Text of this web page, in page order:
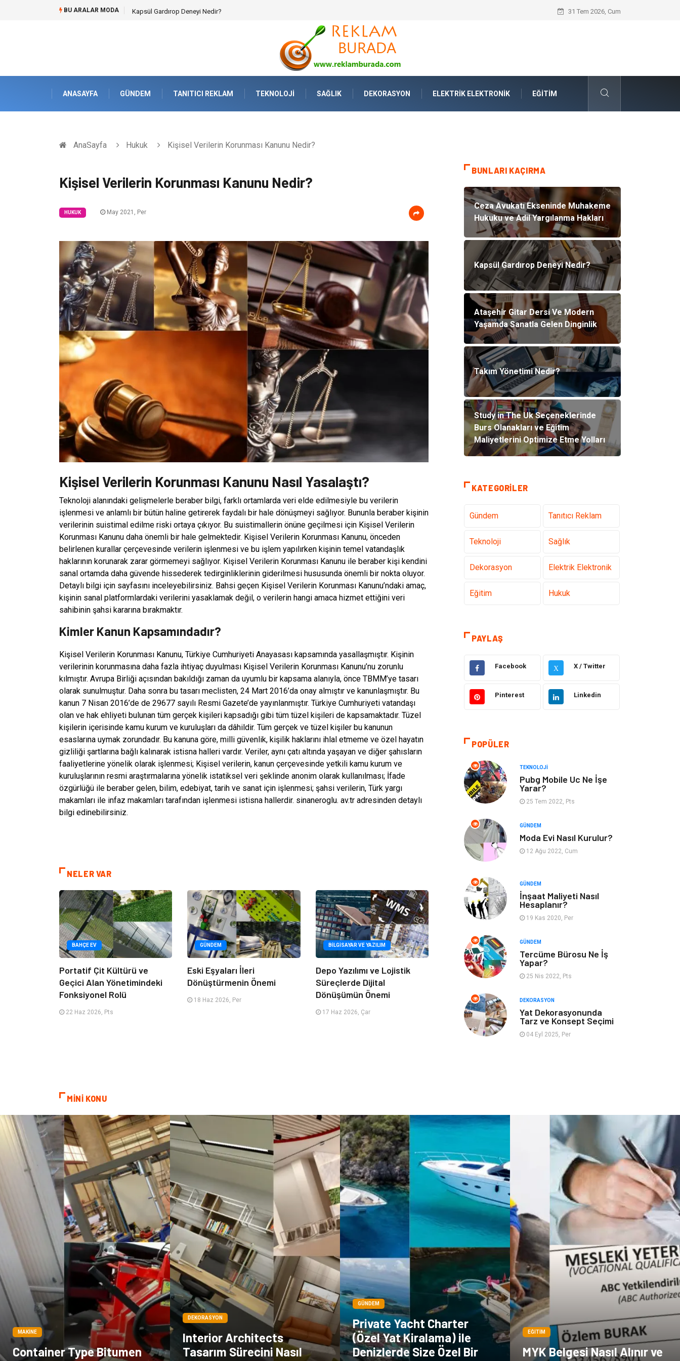
BU ARALAR MODA Kapsül Gardırop Deneyi Nedir? Ataşehir Gitar Dersi Ve Modern
31 Tem 2026, Cum
ANASAYFA GÜNDEM TANITICI REKLAM TEKNOLOJI SAĞLIK DEKORASYON ELEKTRIK ELEKTRONIK EĞITIM
AnaSayfa Hukuk Kişisel Verilerin Korunması Kanunu Nedir?
Kişisel Verilerin Korunması Kanunu Nedir?
HUKUK May 2021, Per
Kişisel Verilerin Korunması Kanunu Nasıl Yasalaştı?
Teknoloji alanındaki gelişmelerle beraber bilgi, farklı ortamlarda veri elde edilmesiyle bu verilerin
işlenmesi ve anlamlı bir bütün haline getirerek faydalı bir hale dönüşmeyi sağlıyor. Bununla beraber kişinin
verilerinin suistimal edilme riski ortaya çıkıyor. Bu suistimallerin önüne geçilmesi için Kişisel Verilerin
Korunması Kanunu daha önemli bir hale gelmektedir. Kişisel Verilerin Korunması Kanunu, önceden
belirlenen kurallar çerçevesinde verilerin işlenmesi ve bu işlem yapılırken kişinin temel vatandaşlık
haklarının korunarak zarar görmemeyi sağlıyor. Kişisel Verilerin Korunması Kanunu ile beraber kişi kendini
sanal ortamda daha güvende hissederek tedirginliklerinin giderilmesi hususunda önemli bir nokta oluyor.
Detaylı bilgi için sayfasını inceleyebilirsiniz. Bahsi geçen Kişisel Verilerin Korunması Kanunu’ndaki amaç,
kişinin sanal platformlardaki verilerini yasaklamak değil, o verilerin hangi amaca hizmet ettiğini veri
sahibinin şahsi kararına bırakmaktır.
Kimler Kanun Kapsamındadır?
Kişisel Verilerin Korunması Kanunu, Türkiye Cumhuriyeti Anayasası kapsamında yasallaşmıştır. Kişinin
verilerinin korunmasına daha fazla ihtiyaç duyulması Kişisel Verilerin Korunması Kanunu’nu zorunlu
kılmıştır. Avrupa Birliği açısından bakıldığı zaman da uyumlu bir kapsama alanıyla, önce TBMM’ye tasarı
olarak sunulmuştur. Daha sonra bu tasarı meclisten, 24 Mart 2016’da onay almıştır ve kanunlaşmıştır. Bu
kanun 7 Nisan 2016’de de 29677 sayılı Resmi Gazete’de yayınlanmıştır. Türkiye Cumhuriyeti vatandaşı
olan ve hak ehliyeti bulunan tüm gerçek kişileri kapsadığı gibi tüm tüzel kişileri de kapsamaktadır. Tüzel
kişilerin içerisinde kamu kurum ve kuruluşları da dâhildir. Tüm gerçek ve tüzel kişiler bu kanunun
esaslarına uymak zorundadır. Bu kanuna göre, milli güvenlik, kişilik haklarını ihlal etmeme ve özel hayatın
gizliliği şartlarına bağlı kalınarak istisna halleri vardır. Veriler, aynı çatı altında yaşayan ve diğer şahısların
faaliyetlerine yönelik olarak işlenmesi; Kişisel verilerin, kanun çerçevesinde yetkili kamu kurum ve
kuruluşlarının resmi araştırmalarına yönelik istatiksel veri şeklinde anonim olarak kullanılması; İfade
özgürlüğü ile beraber gelen, bilim, edebiyat, tarih ve sanat için işlenmesi; şahsi verilerin, Türk yargı
makamları ile infaz makamları tarafından işlenmesi istisna hallerdir. sinaneroglu. av.tr adresinden detaylı
bilgi edinebilirsiniz.
NELER VAR
BAHÇE EV
Portatif Çit Kültürü ve
Geçici Alan Yönetimindeki
Fonksiyonel Rolü
22 Haz 2026, Pts
GÜNDEM
Eski Eşyaları İleri
Dönüştürmenin Önemi
18 Haz 2026, Per
BILGISAYAR VE YAZILIM
Depo Yazılımı ve Lojistik
Süreçlerde Dijital
Dönüşümün Önemi
17 Haz 2026, Çar
BUNLARI KAÇIRMA
Ceza Avukatı Ekseninde Muhakeme
Hukuku ve Adil Yargılanma Hakları
Kapsül Gardırop Deneyi Nedir?
Ataşehir Gitar Dersi Ve Modern
Yaşamda Sanatla Gelen Dinginlik
Takım Yönetimi Nedir?
Study in The Uk Seçeneklerinde
Burs Olanakları ve Eğitim
Maliyetlerini Optimize Etme Yolları
KATEGORILER
Gündem Tanıtıcı Reklam
Teknoloji Sağlık
Dekorasyon Elektrik Elektronik
Eğitim Hukuk
Taşımacılık
Alışveriş
Maden ve Metal
Güzellik & Bakım Tatil
Otomotiv
Aksesuar Eğitim Kurumları
Hizmet
Mobilya Pazarlama
Nakliyat Plastik
Hediyelik Eşya Eğlence
Alüminyum Bilişim
Kültür Sanat
Endüstriyel
İthalat İhracat
Dernekler ve
Birlikler
PAYLAŞ
Facebook X X / Twitter
Pinterest Linkedin
POPÜLER
TEKNOLOJI
Pubg Mobile Uc Ne İşe
Yarar?
25 Tem 2022, Pts
GÜNDEM
Moda Evi Nasıl Kurulur?
12 Ağu 2022, Cum
GÜNDEM
İnşaat Maliyeti Nasıl
Hesaplanır?
19 Kas 2020, Per
GÜNDEM
Tercüme Bürosu Ne İş
Yapar?
25 Nis 2022, Pts
DEKORASYON
Yat Dekorasyonunda
Tarz ve Konsept Seçimi
04 Eyl 2025, Per
MİNİ KONU
MAKINE
Container Type Bitumen
DEKORASYON
Interior Architects
Tasarım Sürecini Nasıl
GÜNDEM
Private Yacht Charter
(Özel Yat Kiralama) ile
Denizlerde Size Özel Bir
EĞITIM
MYK Belgesi Nasıl Alınır ve